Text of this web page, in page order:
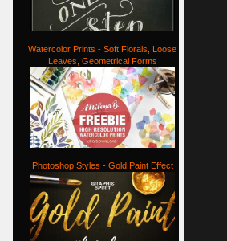
Watercolor Prints - Soft Florals, Loose
Leaves, Geometrical Forms
Photoshop Styles - Gold Paint Effect